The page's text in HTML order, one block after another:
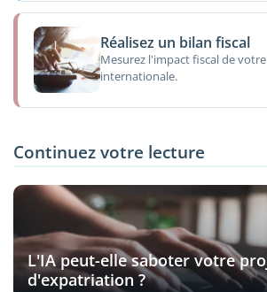
Réalisez un bilan fiscal
Mesurez l'impact fiscal de
internationale.
Continuez votre lecture
L'IA peut-elle saboter votre
d'expatriation ?